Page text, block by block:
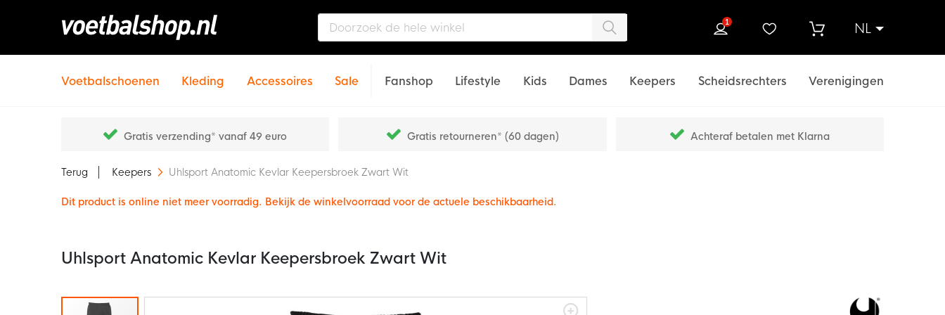
NL
1
Voetbalschoenen Kleding Accessoires Sale Fanshop Lifestyle Kids Dames Keepers Scheidsrechters Verenigingen
Gratis verzending* vanaf 49 euro Gratis retourneren* (60 dagen) Achteraf betalen met Klarna
Terug Keepers Uhlsport Anatomic Kevlar Keepersbroek Zwart Wit
Dit product is online niet meer voorradig. Bekijk de winkelvoorraad voor de actuele beschikbaarheid.
Uhlsport Anatomic Kevlar Keepersbroek Zwart Wit
Ga